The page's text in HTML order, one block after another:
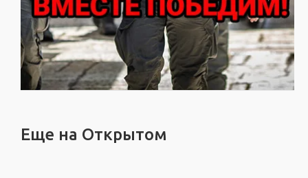
Еще на Открытом